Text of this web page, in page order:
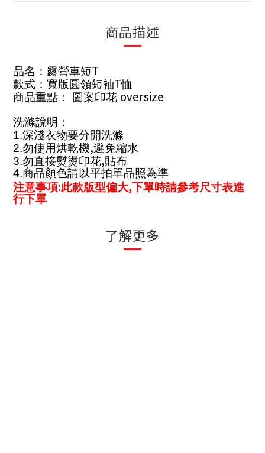
商品描述
品名：露營車短T
款式：寬版圓領短袖T恤
商品重點： 圖案印花 oversize
洗滌說明：
1.深淺衣物要分開洗滌
2.勿使用烘乾機,避免縮水
3.勿直接熨燙印花,貼布
4.商品顏色請以平拍單品照為準
注意事項:此款版型偏大,下單時請參考尺寸表進
行下單
了解更多